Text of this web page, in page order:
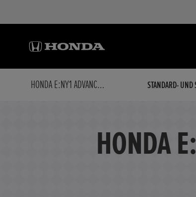
HONDA E:NY1 ADVANCE PAKET 360°-KAMERA ANDERE (PKW) STANDARD- UND
HONDA